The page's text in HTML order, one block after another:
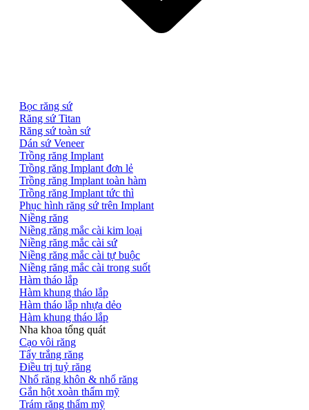
Bọc răng sứ
Răng sứ Titan
Răng sứ toàn sứ
Dán sứ Veneer
Trồng răng Implant
Trồng răng Implant đơn lẻ
Trồng răng Implant toàn hàm
Trồng răng Implant tức thì
Phục hình răng sứ trên Implant
Niềng răng
Niềng răng mắc cài kim loại
Niềng răng mắc cài sứ
Niềng răng mắc cài tự buộc
Niềng răng mắc cài trong suốt
Hàm tháo lắp
Hàm khung tháo lắp
Hàm tháo lắp nhựa dẻo
Hàm khung tháo lắp
Nha khoa tổng quát
Cạo vôi răng
Tẩy trắng răng
Điều trị tuỷ răng
Nhổ răng khôn & nhổ răng
Gắn hột xoàn thẩm mỹ
Trám răng thẩm mỹ